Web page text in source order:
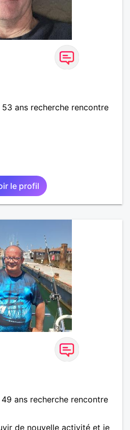
ans recherche rencontre
le profil
ans recherche rencontre
de nouvelle activité et je